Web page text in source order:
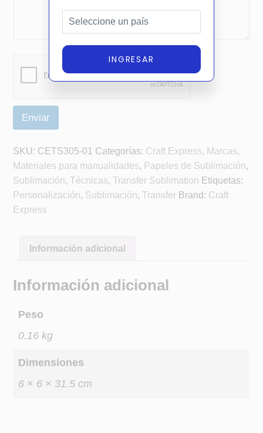
INGRESAR
Enviar
lt
e
r
n
a
SKU: CETS305-01 Categorías: Craft Express, Marcas,
Materiales para manualidades, Papeles de Sublimación,
Sublimación,Técnicas,Transfer Sublimation Etiquetas:
Personalización, Sublimación,Transfer Brand: Craft
Express
Información adicional
Información adicional
Peso
0.16 kg
Dimensiones
6 × 6 × 31.5 cm